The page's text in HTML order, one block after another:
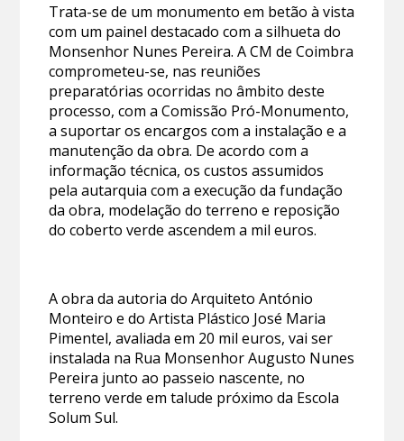
Trata-se de um monumento em betão à vista
com um painel destacado com a silhueta do
Monsenhor Nunes Pereira. A CM de Coimbra
comprometeu-se, nas reuniões
preparatórias ocorridas no âmbito deste
processo, com a Comissão Pró-Monumento,
a suportar os encargos com a instalação e a
manutenção da obra. De acordo com a
informação técnica, os custos assumidos
pela autarquia com a execução da fundação
da obra, modelação do terreno e reposição
do coberto verde ascendem a mil euros.
A obra da autoria do Arquiteto António
Monteiro e do Artista Plástico José Maria
Pimentel, avaliada em 20 mil euros, vai ser
instalada na Rua Monsenhor Augusto Nunes
Pereira junto ao passeio nascente, no
terreno verde em talude próximo da Escola
Solum Sul.